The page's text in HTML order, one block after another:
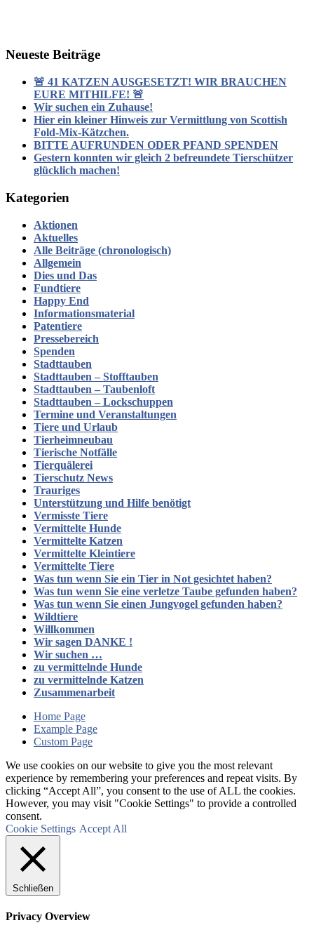
Neueste Beiträge
🚨 41 KATZEN AUSGESETZT! WIR BRAUCHEN
EURE MITHILFE! 🚨
Wir suchen ein Zuhause!
Hier ein kleiner Hinweis zur Vermittlung von Scottish
Fold-Mix-Kätzchen.
BITTE AUFRUNDEN ODER PFAND SPENDEN
Gestern konnten wir gleich 2 befreundete Tierschützer
glücklich machen!
Kategorien
Aktionen
Aktuelles
Alle Beiträge (chronologisch)
Allgemein
Dies und Das
Fundtiere
Happy End
Informationsmaterial
Patentiere
Pressebereich
Spenden
Stadttauben
Stadttauben – Stofftauben
Stadttauben – Taubenloft
Stadttauben – Lockschuppen
Termine und Veranstaltungen
Tiere und Urlaub
Tierheimneubau
Tierische Notfälle
Tierquälerei
Tierschutz News
Trauriges
Unterstützung und Hilfe benötigt
Vermisste Tiere
Vermittelte Hunde
Vermittelte Katzen
Vermittelte Kleintiere
Vermittelte Tiere
Was tun wenn Sie ein Tier in Not gesichtet haben?
Was tun wenn Sie eine verletze Taube gefunden haben?
Was tun wenn Sie einen Jungvogel gefunden haben?
Wildtiere
Willkommen
Wir sagen DANKE !
Wir suchen …
zu vermittelnde Hunde
zu vermittelnde Katzen
Zusammenarbeit
Home Page
Example Page
Custom Page
We use cookies on our website to give you the most relevant
experience by remembering your preferences and repeat visits. By
clicking “Accept All”, you consent to the use of ALL the cookies.
However, you may visit "Cookie Settings" to provide a controlled
consent.
Cookie Settings Accept All
Schließen
Privacy Overview